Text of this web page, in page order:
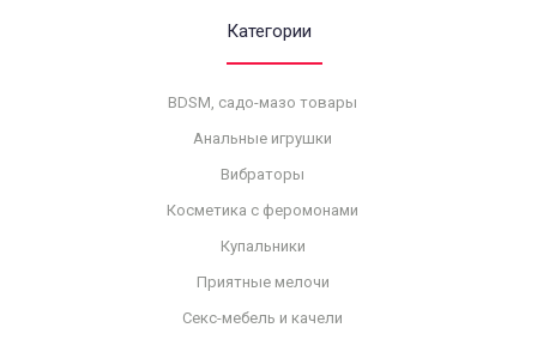
Категории
BDSM, садо-мазо товары
Анальные игрушки
Вибраторы
Косметика с феромонами
Купальники
Приятные мелочи
Секс-мебель и качели